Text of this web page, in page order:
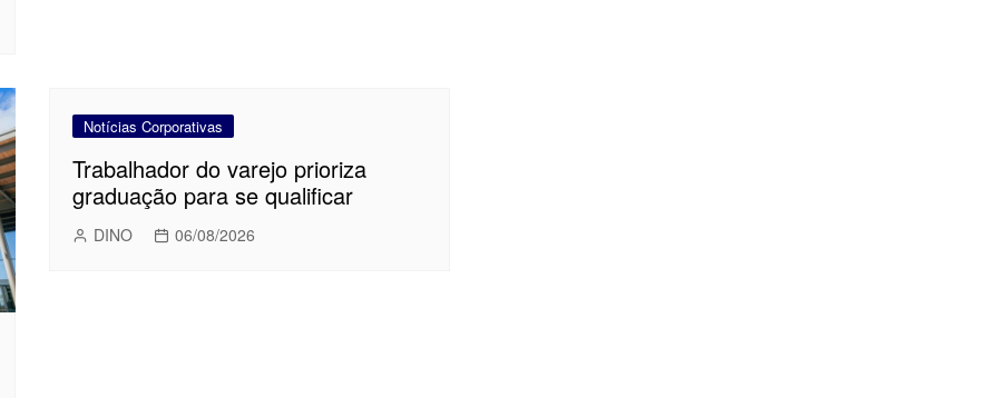
Notícias Corporativas
Trabalhador do varejo prioriza
graduação para se qualificar
DINO 06/08/2026